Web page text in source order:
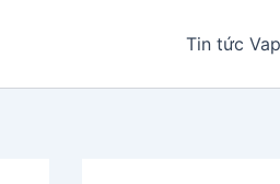
Tin tức